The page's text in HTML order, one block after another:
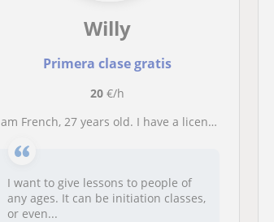
Willy
Primera clase gratis
20€/h
I am French, 27 years old. I have a licence degree in English language. I fluently speak French, English, and Spanish.
I want to give lessons to people of
any ages. It can be initiation classes,
or even...